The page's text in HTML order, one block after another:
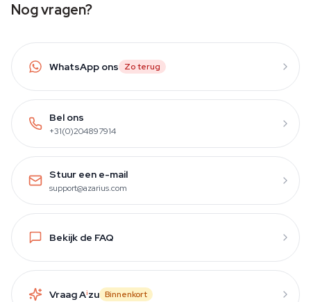
Nog vragen?
WhatsApp ons Zo terug
Bel ons
+31(0)204897914
Stuur een e-mail
support@azarius.com
Bekijk de FAQ
Vraag Aizu Binnenkort